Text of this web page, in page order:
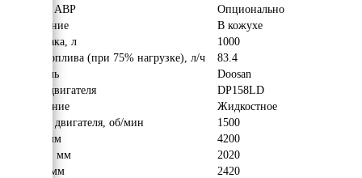
Наличие АВР
Опционально
Исполнение
В кожухе
Объём бака, л
1000
Расход топлива (при 75% нагрузке), л/ч
83.4
Двигатель
Doosan
Модель двигателя
DP158LD
Охлаждение
Жидкостное
Обороты двигателя, об/мин
1500
Длина, мм
4200
Ширина, мм
2020
Высота, мм
2420